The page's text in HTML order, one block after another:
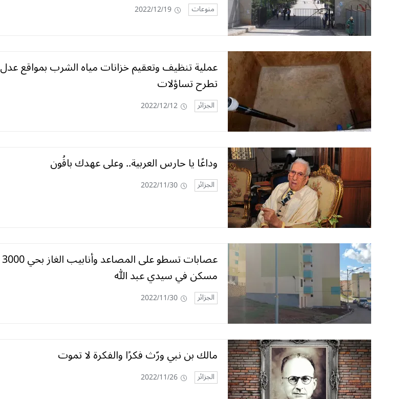
منوعات 2022/12/19
عملية تنظيف وتعقيم خزانات مياه الشرب بمواقع عدل
تطرح تساؤلات
الجزائر 2022/12/12
وداعًا يا حارس العربية.. وعلى عهدك باقُون
الجزائر 2022/11/30
عصابات تسطو على المصاعد وأنابيب الغاز بحي 3000
مسكن في سيدي عبد الله
الجزائر 2022/11/30
مالك بن نبي ورّث فكرًا والفكرة لا تموت
الجزائر 2022/11/26